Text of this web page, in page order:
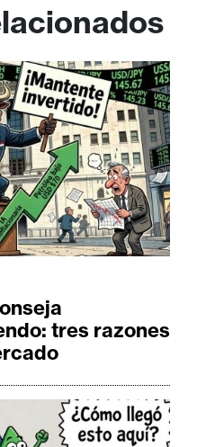
tres razones